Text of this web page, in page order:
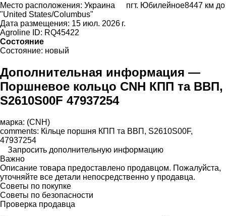
Место расположения: Украина пгт. Юбилейное8447 км до
"United States/Columbus"
Дата размещения: 15 июл. 2026 г.
Agroline ID: RQ45422
Состояние
Состояние: новый
Дополнительная информация —
Поршневое кольцо CNH КПП та ВВП,
S2610S00F 47937254
марка: (CNH)
comments: Кільце поршня КПП та ВВП, S2610S00F,
47937254
Запросить дополнительную информацию
Важно
Описание товара предоставлено продавцом. Пожалуйста,
уточняйте все детали непосредственно у продавца.
Советы по покупке
Советы по безопасности
Проверка продавца